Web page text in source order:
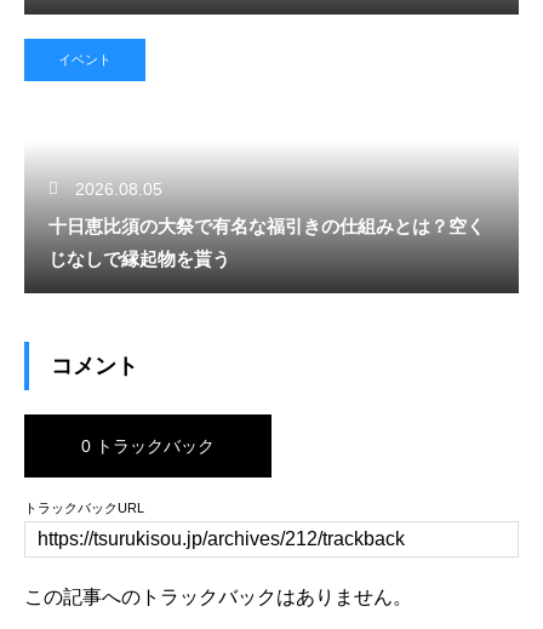
イベント
2026.08.05
十日恵比須の大祭で有名な福引きの仕組みとは？空く
じなしで縁起物を貰う
コメント
0 トラックバック
トラックバックURL
この記事へのトラックバックはありません。